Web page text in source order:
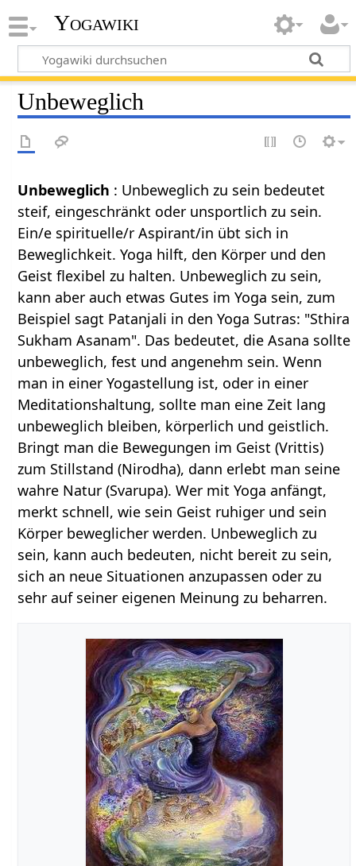
Yogawiki
Unbeweglich
Unbeweglich : Unbeweglich zu sein bedeutet
steif, eingeschränkt oder unsportlich zu sein.
Ein/e spirituelle/r Aspirant/in übt sich in
Beweglichkeit. Yoga hilft, den Körper und den
Geist flexibel zu halten. Unbeweglich zu sein,
kann aber auch etwas Gutes im Yoga sein, zum
Beispiel sagt Patanjali in den Yoga Sutras: "Sthira
Sukham Asanam". Das bedeutet, die Asana sollte
unbeweglich, fest und angenehm sein. Wenn
man in einer Yogastellung ist, oder in einer
Meditationshaltung, sollte man eine Zeit lang
unbeweglich bleiben, körperlich und geistlich.
Bringt man die Bewegungen im Geist (Vrittis)
zum Stillstand (Nirodha), dann erlebt man seine
wahre Natur (Svarupa). Wer mit Yoga anfängt,
merkt schnell, wie sein Geist ruhiger und sein
Körper beweglicher werden. Unbeweglich zu
sein, kann auch bedeuten, nicht bereit zu sein,
sich an neue Situationen anzupassen oder zu
sehr auf seiner eigenen Meinung zu beharren.